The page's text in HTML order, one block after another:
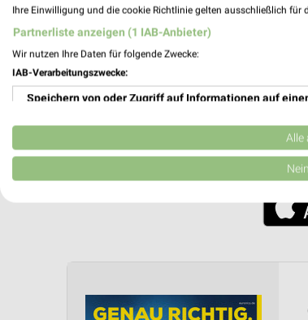
Ihre Einwilligung und die cookie Richtlinie gelten ausschließlich für
Partnerliste anzeigen (1 IAB-Anbieter)
Wir nutzen Ihre Daten für folgende Zwecke:
IAB-Verarbeitungszwecke:
Speichern von oder Zugriff auf Informationen auf
Verwendung reduzierter Daten zur Auswahl von
Erstellung von Profilen für personalisierte Werbung
Erstellung von Profilen zur Personalisierung von
Messung der Werbeleistung
Alle